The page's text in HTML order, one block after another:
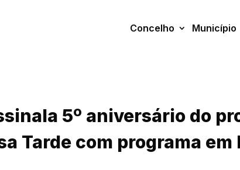
Concelho Município
5º aniversário do
Tarde com programa em